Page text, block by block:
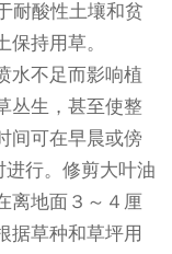
耐酸性土壤和贫
持用草。
水不足而影响植
丛生，甚至使整
间可在早晨或傍
进行。修剪大叶油
离地面３～４厘
据草种和草坪用